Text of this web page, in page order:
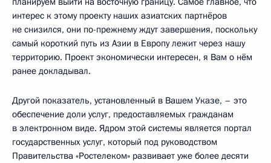
интерес к этому проекту наших азиатских партнёров
не снизился, они по-прежнему ждут завершения, поскольку
самый короткий путь из Азии в Европу лежит через нашу
территорию. Проект экономически интересен, я Вам о нём
ранее докладывал.
Другой показатель, установленный в Вашем Указе, – это
обеспечение доли услуг, предоставляемых гражданам
в электронном виде. Ядром этой системы является портал
государственных услуг, который под руководством
Правительства «Ростелеком» развивает уже более десяти